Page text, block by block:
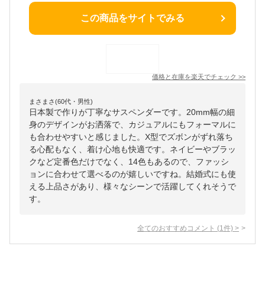
この商品をサイトでみる
価格と在庫を楽天でチェック >>
まさまさ(60代・男性)
日本製で作りが丁寧なサスペンダーです。20mm幅の細
身のデザインがお洒落で、カジュアルにもフォーマルに
も合わせやすいと感じました。X型でズボンがずれ落ち
る心配もなく、着け心地も快適です。ネイビーやブラッ
クなど定番色だけでなく、14色もあるので、ファッシ
ョンに合わせて選べるのが嬉しいですね。結婚式にも使
える上品さがあり、様々なシーンで活躍してくれそうで
す。
全てのおすすめコメント (1 件) >